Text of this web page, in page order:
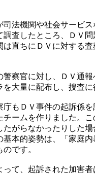
司法機関や社会サービ
調査したところ、ＤＶ
は直ちにＤＶに対する
察官に対し、ＤＶ通
を大量に配布し、捜査
庁もＤＶ事件の起訴係
ームを作りました。
がらなかったりした
基本的姿勢は、「家庭
です。
って、起訴された加害